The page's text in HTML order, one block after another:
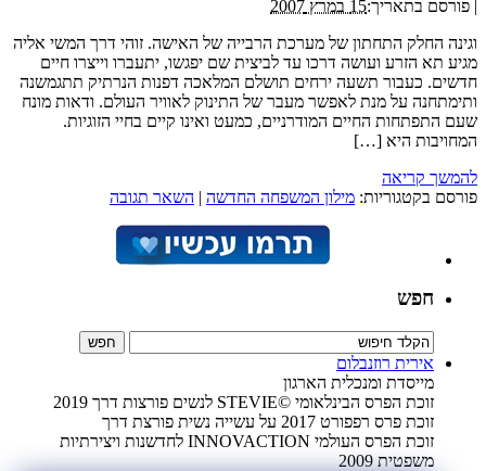
| פורסם בתאריך:15 במרץ 2007
וגינה החלק התחתון של מערכת הרבייה של האישה. זוהי דרך המשי אליה
מגיע תא הזרע ועושה דרכו עד לביצית שם יפגשו, יתעברו וייצרו חיים
חדשים. כעבור תשעה ירחים תושלם המלאכה דפנות הנרתיק תתגמשנה
ותימתחנה על מנת לאפשר מעבר של התינוק לאוויר העולם. ודאות מונח
שעם התפתחות החיים המודרניים, כמעט ואינו קיים בחיי הזוגיות.
המחויבות היא […]
להמשך קריאה
פורסם בקטגוריות: מילון המשפחה החדשה | השאר תגובה
חפש
אירית רוזנבלום
מייסדת ומנכלית הארגון
זוכת הפרס הבינלאומי ©STEVIE לנשים פורצות דרך 2019
זוכת פרס רפפורט 2017 על עשייה נשית פורצת דרך
זוכת הפרס העולמי INNOVACTION לחדשנות ויצירתיות
משפטית 2009